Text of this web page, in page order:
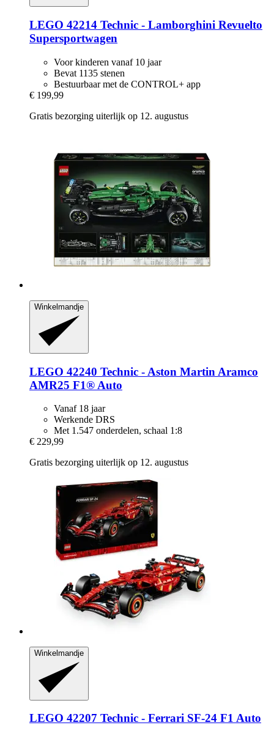
LEGO 42214 Technic -​ Lamborghini Revuelto
Supersportwagen
Voor kinderen vanaf 10 jaar
Bevat 1135 stenen
Bestuurbaar met de CONTROL+ app
€ 199,99
Gratis bezorging uiterlijk op 12. augustus
Winkelmandje
LEGO 42240 Technic -​ Aston Martin Aramco
AMR25 F1® Auto
Vanaf 18 jaar
Werkende DRS
Met 1.547 onderdelen, schaal 1:8
€ 229,99
Gratis bezorging uiterlijk op 12. augustus
Winkelmandje
LEGO 42207 Technic -​ Ferrari SF-​24 F1 Auto